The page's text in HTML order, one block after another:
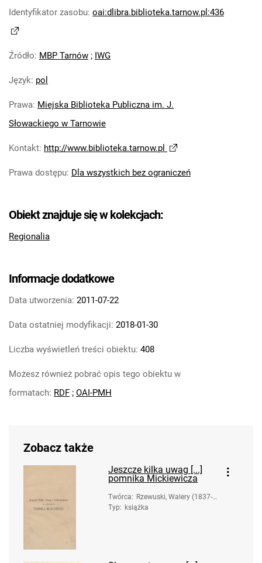
Identyfikator zasobu: oai:dlibra.biblioteka.tarnow.pl:436
Źródło: MBP Tarnów ; IWG
Język: pol
Prawa: Miejska Biblioteka Publiczna im. J.
Słowackiego w Tarnowie
Kontakt: http://www.biblioteka.tarnow.pl
Prawa dostępu: Dla wszystkich bez ograniczeń
Obiekt znajduje się w kolekcjach:
Regionalia
Informacje dodatkowe
Data utworzenia: 2011-07-22
Data ostatniej modyfikacji: 2018-01-30
Liczba wyświetleń treści obiektu: 408
Możesz również pobrać opis tego obiektu w
formatach: RDF ; OAI-PMH
Zobacz także
Jeszcze kilka uwag [...]
pomnika Mickiewicza
Twórca: Rzewuski, Walery (1837-1
888)
Typ: książka